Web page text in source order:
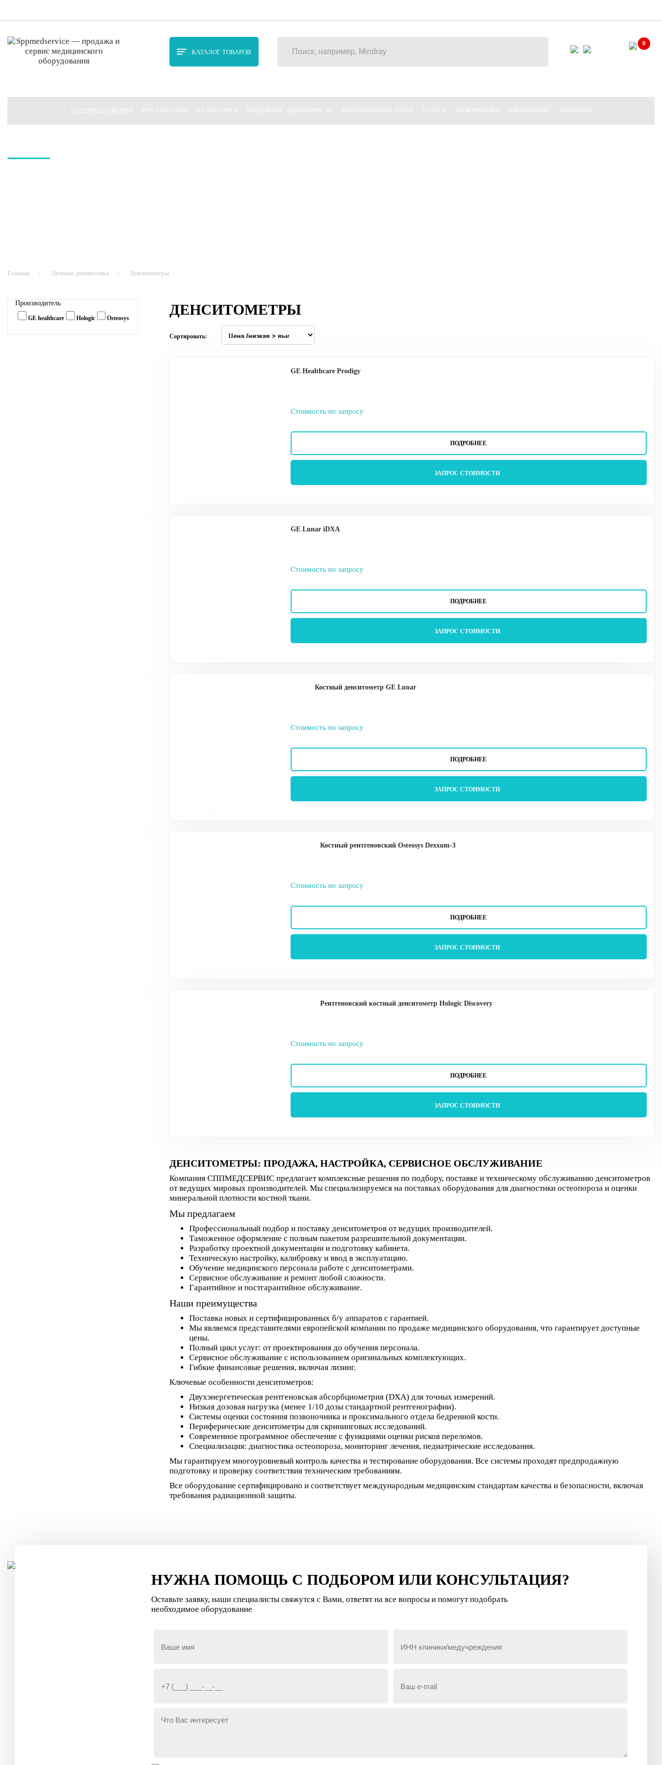
КАТАЛОГ ТОВАРОВ
0
СПЕЦПРЕДЛОЖЕНИЯ МРТ АППАРАТЫ КТ АППАРАТЫ МОДУЛЬНЫЕ ЗДАНИЯ МРТ, КТ РЕНТГЕНОВСКИЕ ТРУБЫ УСЛУГИ ИНФОРМАЦИЯ О КОМПАНИИ КОНТАКТЫ
Главная Лучевая диагностика Денситометры
Производитель
GE healthcare Hologic Osteosys
ДЕНСИТОМЕТРЫ
Сортировать:
GE Healthcare Prodigy
Стоимость по запросу
ПОДРОБНЕЕ
ЗАПРОС СТОИМОСТИ
GE Lunar iDXA
Стоимость по запросу
ПОДРОБНЕЕ
ЗАПРОС СТОИМОСТИ
Костный денситометр GE Lunar
Стоимость по запросу
ПОДРОБНЕЕ
ЗАПРОС СТОИМОСТИ
Костный рентгеновский Osteosys Dexxum-3
Стоимость по запросу
ПОДРОБНЕЕ
ЗАПРОС СТОИМОСТИ
Рентгеновский костный денситометр Hologic Discovery
Стоимость по запросу
ПОДРОБНЕЕ
ЗАПРОС СТОИМОСТИ
ДЕНСИТОМЕТРЫ: ПРОДАЖА, НАСТРОЙКА, СЕРВИСНОЕ ОБСЛУЖИВАНИЕ
Компания СППМЕДСЕРВИС предлагает комплексные решения по подбору, поставке и техническому обслуживанию денситометров
от ведущих мировых производителей. Мы специализируемся на поставках оборудования для диагностики остеопороза и оценки
минеральной плотности костной ткани.
Мы предлагаем
Профессиональный подбор и поставку денситометров от ведущих производителей.
Таможенное оформление с полным пакетом разрешительной документации.
Разработку проектной документации и подготовку кабинета.
Техническую настройку, калибровку и ввод в эксплуатацию.
Обучение медицинского персонала работе с денситометрами.
Сервисное обслуживание и ремонт любой сложности.
Гарантийное и постгарантийное обслуживание.
Наши преимущества
Поставка новых и сертифицированных б/у аппаратов с гарантией.
Мы являемся представителями европейской компании по продаже медицинского оборудования, что гарантирует доступные
цены.
Полный цикл услуг: от проектирования до обучения персонала.
Сервисное обслуживание с использованием оригинальных комплектующих.
Гибкие финансовые решения, включая лизинг.
Ключевые особенности денситометров:
Двухэнергетическая рентгеновская абсорбциометрия (DXA) для точных измерений.
Низкая дозовая нагрузка (менее 1/10 дозы стандартной рентгенографии).
Системы оценки состояния позвоночника и проксимального отдела бедренной кости.
Периферические денситометры для скрининговых исследований.
Современное программное обеспечение с функциями оценки рисков переломов.
Специализация: диагностика остеопороза, мониторинг лечения, педиатрические исследования.
Мы гарантируем многоуровневый контроль качества и тестирование оборудования. Все системы проходят предпродажную
подготовку и проверку соответствия техническим требованиям.
Все оборудование сертифицировано и соответствует международным медицинским стандартам качества и безопасности, включая
требования радиационной защиты.
НУЖНА ПОМОЩЬ С ПОДБОРОМ ИЛИ КОНСУЛЬТАЦИЯ?
Оставьте заявку, наши специалисты свяжутся с Вами, ответят на все вопросы и помогут подобрать
необходимое оборудование